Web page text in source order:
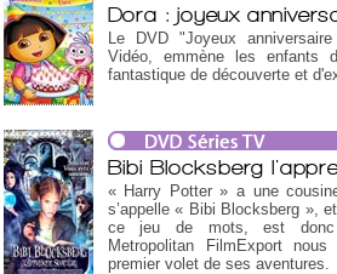
Dora : joyeux
Le DVD "Joyeux
Vidéo, emmène les enfants
fantastique de découverte et
Bibi Blocksberg
« Harry Potter » a une
s’appelle « Bibi Blocksberg »,
ce jeu de mots, est donc
Metropolitan FilmExport
premier volet de ses aventures.